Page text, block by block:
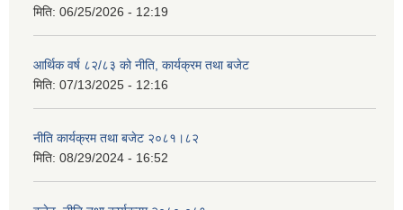
मिति: 06/25/2026 - 12:19
आर्थिक वर्ष ८२/८३ को नीति, कार्यक्रम तथा बजेट
मिति: 07/13/2025 - 12:16
नीति कार्यक्रम तथा बजेट २०८१।८२
मिति: 08/29/2024 - 16:52